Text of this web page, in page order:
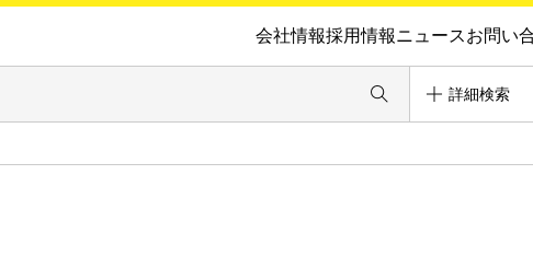
会社情報採用情報ニュースお問い
詳細検索